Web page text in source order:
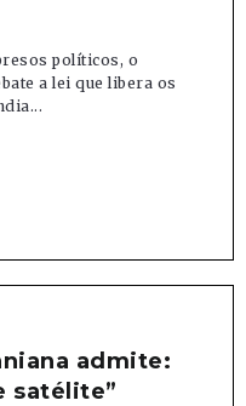
políticos, o
a lei que libera os
admite:
satélite”